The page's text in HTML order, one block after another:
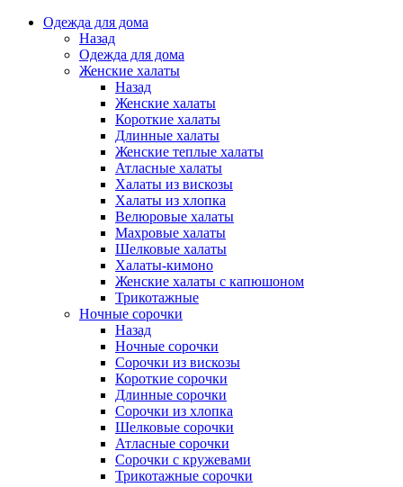
Одежда для дома
Назад
Одежда для дома
Женские халаты
Назад
Женские халаты
Короткие халаты
Длинные халаты
Женские теплые халаты
Атласные халаты
Халаты из вискозы
Халаты из хлопка
Велюровые халаты
Махровые халаты
Шелковые халаты
Халаты-кимоно
Женские халаты с капюшоном
Трикотажные
Ночные сорочки
Назад
Ночные сорочки
Сорочки из вискозы
Короткие сорочки
Длинные сорочки
Сорочки из хлопка
Шелковые сорочки
Атласные сорочки
Сорочки с кружевами
Трикотажные сорочки